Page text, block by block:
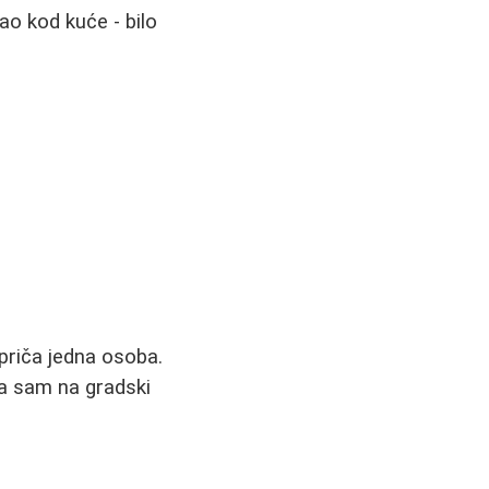
kod kuće - bilo
jedna osoba.
sam na gradski